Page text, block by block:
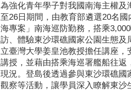
為強化青年學子對我國南海主權及
至26 日期間，由教育部遴選20名國
海專案」南海巡防勤務，搭乘3,000
訪、體驗東沙環礁國家公園生態
立臺灣大學姜皇池教授擔任講座
講授，並藉由搭乘海巡署艦船往
現況。登島後透過參與東沙環礁
觀察等活動，讓學員深入瞭解東